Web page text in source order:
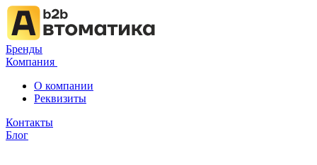
Бренды
Компания
О компании
Реквизиты
Контакты
Блог